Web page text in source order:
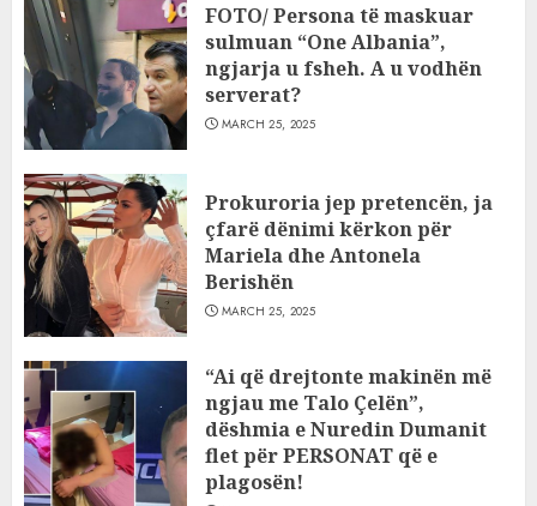
FOTO/ Persona të maskuar
sulmuan “One Albania”,
ngjarja u fsheh. A u vodhën
serverat?
MARCH 25, 2025
Prokuroria jep pretencën, ja
çfarë dënimi kërkon për
Mariela dhe Antonela
Berishën
MARCH 25, 2025
“Ai që drejtonte makinën më
ngjau me Talo Çelën”,
dëshmia e Nuredin Dumanit
flet për PERSONAT që e
plagosën!